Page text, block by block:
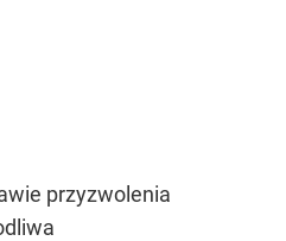
przyzwolenia